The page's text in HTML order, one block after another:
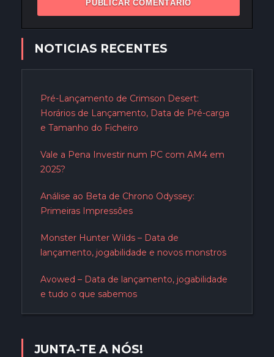
NOTICIAS RECENTES
Pré-Lançamento de Crimson Desert:
Horários de Lançamento, Data de Pré-carga
e Tamanho do Ficheiro
Vale a Pena Investir num PC com AM4 em
2025?
Análise ao Beta de Chrono Odyssey:
Primeiras Impressões
Monster Hunter Wilds – Data de
lançamento, jogabilidade e novos monstros
Avowed – Data de lançamento, jogabilidade
e tudo o que sabemos
JUNTA-TE A NÓS!